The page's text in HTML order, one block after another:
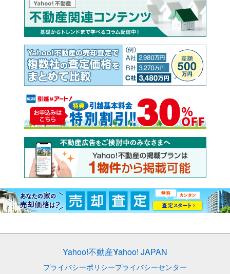
Yahoo!不動産Yahoo! JAPAN
プライバシーポリシープライバシーセンター